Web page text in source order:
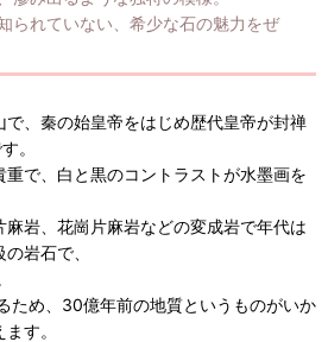
られていない、希少な石の魅力をぜ
、秦の始皇帝をはじめ歴代皇帝が封禅
。
で、白と黒のコントラストが水墨画を
岩、花崗片麻岩などの変成岩で年代は
岩石で、
ため、30億年前の地質というものがいか
す。